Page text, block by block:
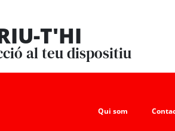
T'HI
al teu dispositiu
Qui som